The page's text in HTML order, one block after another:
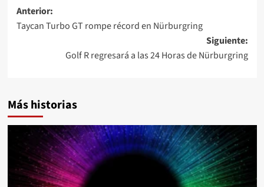
Navegación
de
entradas
Anterior:
Taycan Turbo GT rompe récord en Nürburgring
Siguiente:
Golf R regresará a las 24 Horas de Nürburgring
Más historias